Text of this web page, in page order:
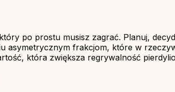
po prostu musisz zagrać. Planuj,
asymetrycznym frakcjom, które w
która zwiększa regrywalność